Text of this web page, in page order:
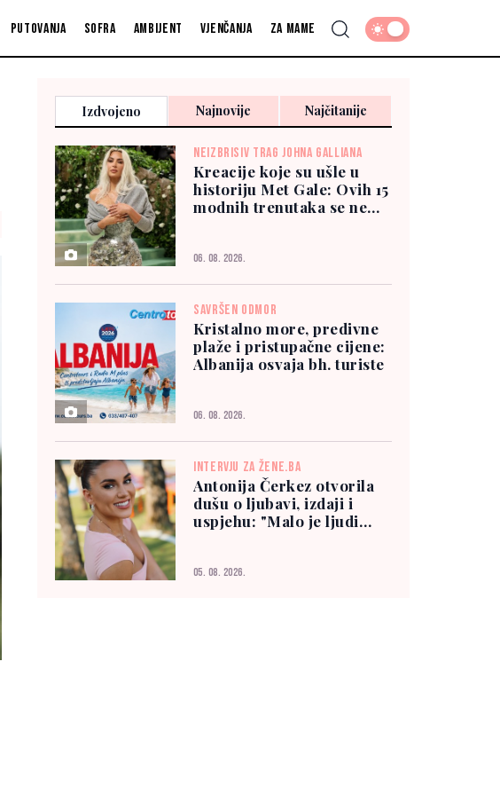
Putovanja Sofra Ambijent Vjenčanja Za mame
Izdvojeno Najnovije Najčitanije
NEIZBRISIV TRAG JOHNA GALLIANA
Kreacije koje su ušle u
historiju Met Gale: Ovih 15
modnih trenutaka se ne
06. 08. 2026.
SAVRŠEN ODMOR
Kristalno more, predivne
plaže i pristupačne cijene:
Albanija osvaja bh. turiste
06. 08. 2026.
INTERVJU ZA ŽENE.BA
Antonija Čerkez otvorila
dušu o ljubavi, izdaji i
uspjehu: "Malo je ljudi
05. 08. 2026.